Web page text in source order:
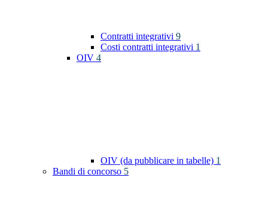
Contratti integrativi 9
Costi contratti integrativi 1
OIV 4
OIV (da pubblicare in tabelle) 1
Bandi di concorso 5